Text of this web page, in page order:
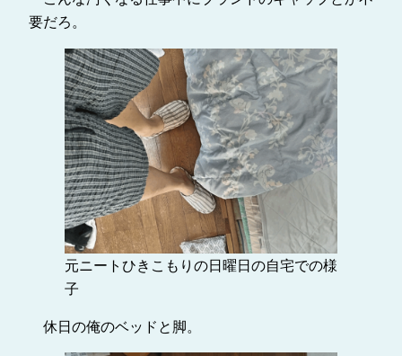
要だろ。
元ニートひきこもりの日曜日の自宅での様
子
休日の俺のベッドと脚。